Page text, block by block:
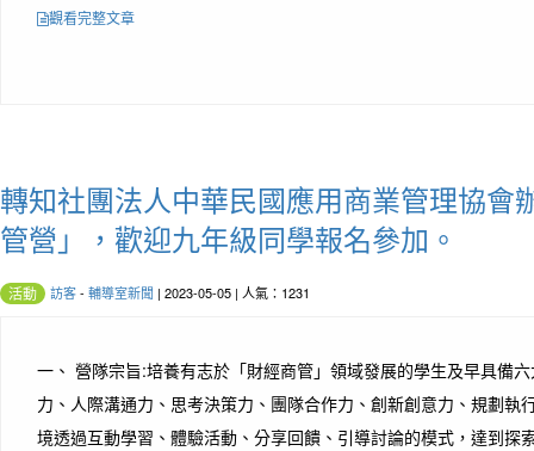
觀看完整文章
轉知社團法人中華民國應用商業管理協會
管營」，歡迎九年級同學報名參加。
活動 訪客- 輔導室新聞 | 2023-05-05 | 人氣：1231
一、 營隊宗旨:培養有志於「財經商管」領域發展的學生及早具備
力、人際溝通力、思考決策力、團隊合作力、創新創意力、規劃執
境透過互動學習、體驗活動、分享回饋、引導討論的模式，達到探